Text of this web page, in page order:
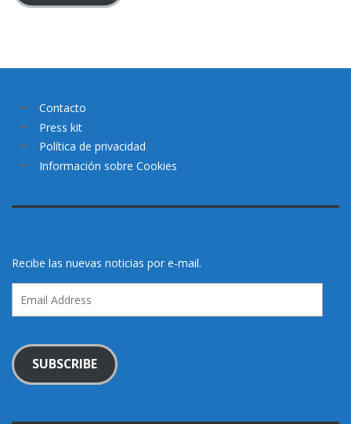
Contacto
Press kit
Política de privacidad
Información sobre Cookies
Recibe las nuevas noticias por e-mail.
Address
SUBSCRIBE